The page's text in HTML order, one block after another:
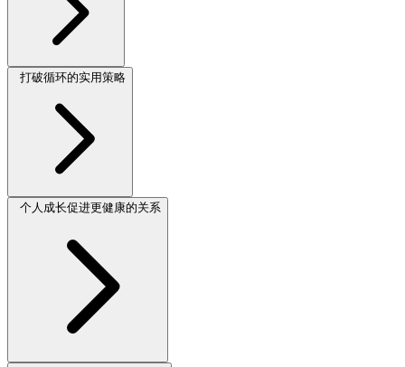
打破循环的实用策略
个人成长促进更健康的关系